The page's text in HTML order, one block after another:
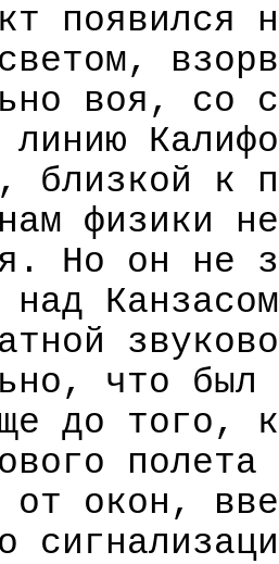
появился
воя, со
линию
близкой к
физики
Но он не
над
что был
до того,
от окон,